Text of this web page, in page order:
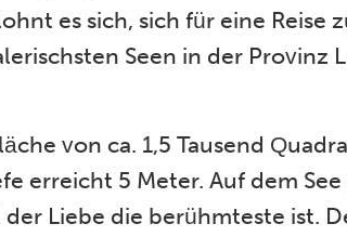
es sich, sich für eine Reise
Seen in der Provinz
von ca. 1,5 Tausend
erreicht 5 Meter. Auf dem
Liebe die berühmteste ist.